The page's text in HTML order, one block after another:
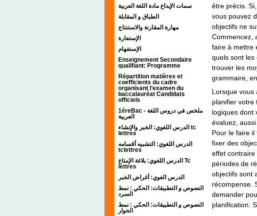
سمات الإبداع مادة اللغة العربية
الطباق و المقابلة
مهارة المقارنة والاستنتاج
الإستعارة
الإستفهام
Enseignement Secondaire
qualifiant: Programme
Répartition matières et
coefficients du cadre
organisant l’examen du
baccalauréat Candidats
officiels
1éreBac - ملخص في دروس اللغة
العربية
الدرس اللغوي: الخبر والإنشاء tc
lettres
الدرس اللغوي: التشبيه أقسامه
tclettres
الدرس اللغوي: بلاغة الإمتاع Tc
lettres
الدرس الغوي: أغراض الخبر
النصوص و التطبيقات: الحكي : نمط
السرد
النصوص و التطبيقات: الحكي : نمط
الحوار
être précis.
vous pouvez
objectifs ne
Commencez,
faire à mettre
quels sont les
trouver les
grammaire,
Lorsque vous
planifier votre
logiques dont
évaluez,
Pour le faire
fixer des
effet contraire
périodes de
objectifs sont
récompense.
demander
planification.